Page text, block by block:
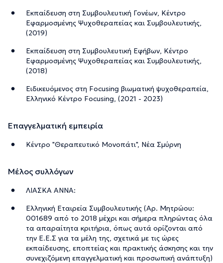
Εκπαίδευση στη Συμβουλευτική Γονέων, Κέντρο
Εφαρμοσμένης Ψυχοθεραπείας και Συμβουλευτικής,
(2019)
Εκπαίδευση στη Συμβουλευτική Εφήβων, Κέντρο
Εφαρμοσμένης Ψυχοθεραπείας και Συμβουλευτικής,
(2018)
Ειδικευόμενος στη Focusing βιωματική ψυχοθεραπεία,
Ελληνικό Κέντρο Focusing, (2021 - 2023)
Επαγγελματική εμπειρία
Κέντρο "Θεραπευτικό Μονοπάτι", Νέα Σμύρνη
Μέλος συλλόγων
ΛΙΑΣΚΑ ΑΝΝΑ:
Ελληνική Εταιρεία Συμβουλευτικής (Αρ. Μητρώου:
001689 από το 2018 μέχρι και σήμερα πληρώντας όλα
τα απαραίτητα κριτήρια, όπως αυτά ορίζονται από
την Ε.Ε.Σ για τα μέλη της, σχετικά με τις ώρες
εκπαίδευσης, εποπτείας και πρακτικής άσκησης και την
συνεχιζόμενη επαγγελματική και προσωπική ανάπτυξη)